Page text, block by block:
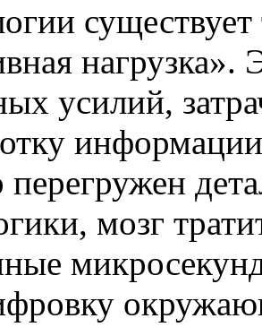
нагрузка».
усилий,
перегружен
мозг